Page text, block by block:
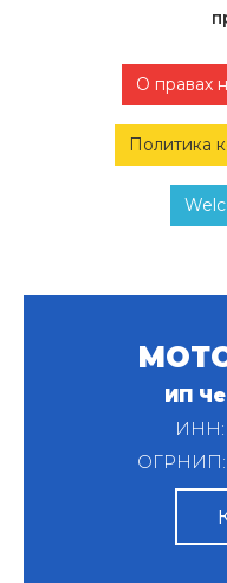
О правах
Политика
ИП
ИНН:
ОГРНИП: